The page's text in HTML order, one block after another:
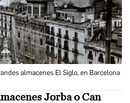
almacenes El Siglo, en Barcelona
Jorba o Can